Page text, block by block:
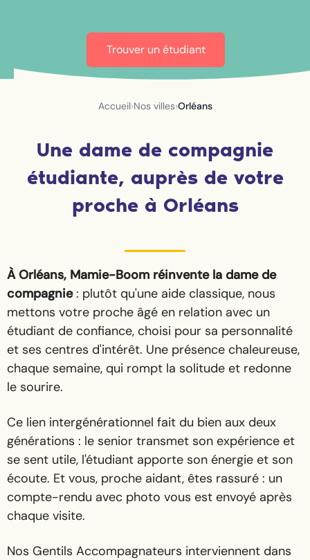
Trouver un étudiant
Accueil›Nos villes›Orléans
Une dame de compagnie
étudiante, auprès de votre
proche à Orléans
À Orléans, Mamie-Boom réinvente la dame de
compagnie: plutôt qu'une aide classique, nous
mettons votre proche âgé en relation avec un
étudiant de confiance, choisi pour sa personnalité
et ses centres d'intérêt. Une présence chaleureuse,
chaque semaine, qui rompt la solitude et redonne
le sourire.
Ce lien intergénérationnel fait du bien aux deux
générations : le senior transmet son expérience et
se sent utile, l'étudiant apporte son énergie et son
écoute. Et vous, proche aidant, êtes rassuré : un
compte-rendu avec photo vous est envoyé après
chaque visite.
Nos Gentils Accompagnateurs interviennent dans